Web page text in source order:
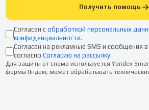
Получить помощь
Согласен с обработкой персональных
конфиденциальности.
Согласен на рекламные SMS и сообщения
согласно Согласию на рассылку.
Для защиты от спама используется Yandex
формы Яндекс может обрабатывать